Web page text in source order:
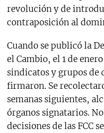
revolución y de
contraposición al
Cuando se publicó la
el Cambio, el 1 de
sindicatos y grupos de
firmaron. Se
semanas siguientes,
órganos signatarios.
decisiones de las FCC